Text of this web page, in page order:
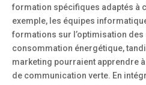
formation spécifiques adaptés à
exemple, les équipes
formations sur l’optimisation
consommation énergétique,
marketing pourraient apprendre
de communication verte. En